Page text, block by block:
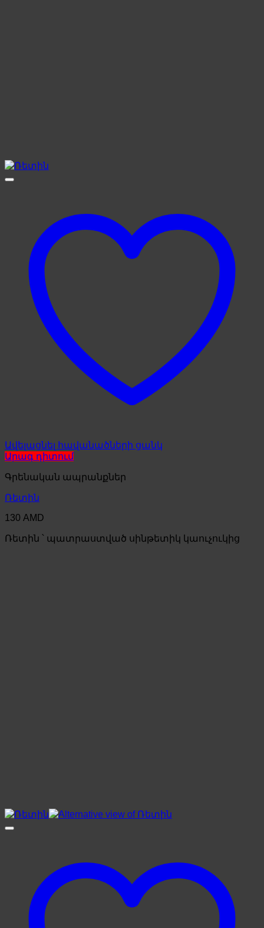
Ավելացնել հավանածների ցանկ
Արագ դիտում
Գրենական ապրանքներ
Ռետին
130 AMD
Ռետին ՝ պատրաստված սինթետիկ կաուչուկից